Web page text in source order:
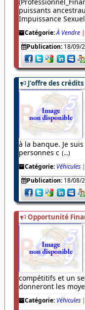
puissants
Impuissance
Catégorie:À Vendre |
Publication: 18/09/
J'offre des
à la banque. Je
personnes c (...)
Catégorie: Véhicules |
Publication: 18/08/
Opportunité
compétitifs et un
donneront les
Catégorie: Véhicules |